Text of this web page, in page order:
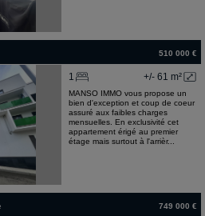
510 000 €
+/- 61 m²
1
MANSO IMMO vous propose un
bien d'exception et coup de coeur
assuré aux faibles charges
mensuelles. En exclusivité cet
appartement érigé au premier
étage mais surtout à l'arrièr...
749 000 €